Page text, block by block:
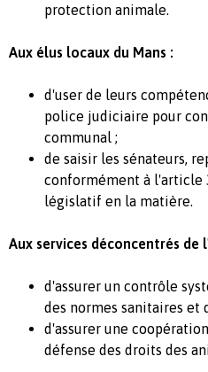
protection animale.
Aux élus locaux du Mans :
d'user de leurs
police judiciaire pour
communal ;
de saisir les sénateurs,
conformément à l'article
législatif en la matière.
Aux services déconcentrés de
d'assurer un contrôle
des normes sanitaires et
d'assurer une
défense des droits des